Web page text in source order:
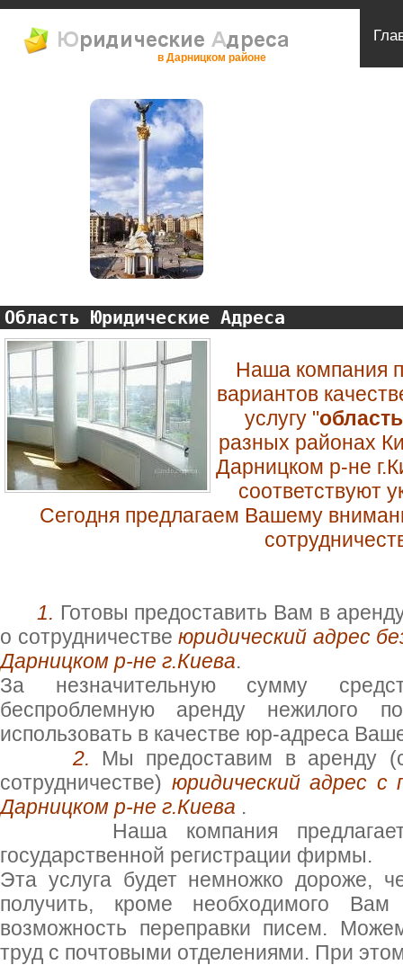
в Дарницком районе
Область Юридические Адреса
Наша компания
вариантов
услугу "
разных районах
Дарницком р-не
соответствуют
Сегодня предлагаем Вашему
1. Готовы предоставить Вам в
о сотрудничествеюридический адрес
Дарницком р-не г.Киева.
За незначительную сумму
беспроблемную аренду нежилого
использовать в качестве юр-адреса
2. Мы предоставим в аренду
сотрудничестве) юридический адрес
Дарницком р-не г.Киева .
Наша компания предлагает
государственной регистрации фирмы.
Эта услуга будет немножко дороже,
получить, кроме необходимого
возможность переправки писем.
труд с почтовыми отделениями. При